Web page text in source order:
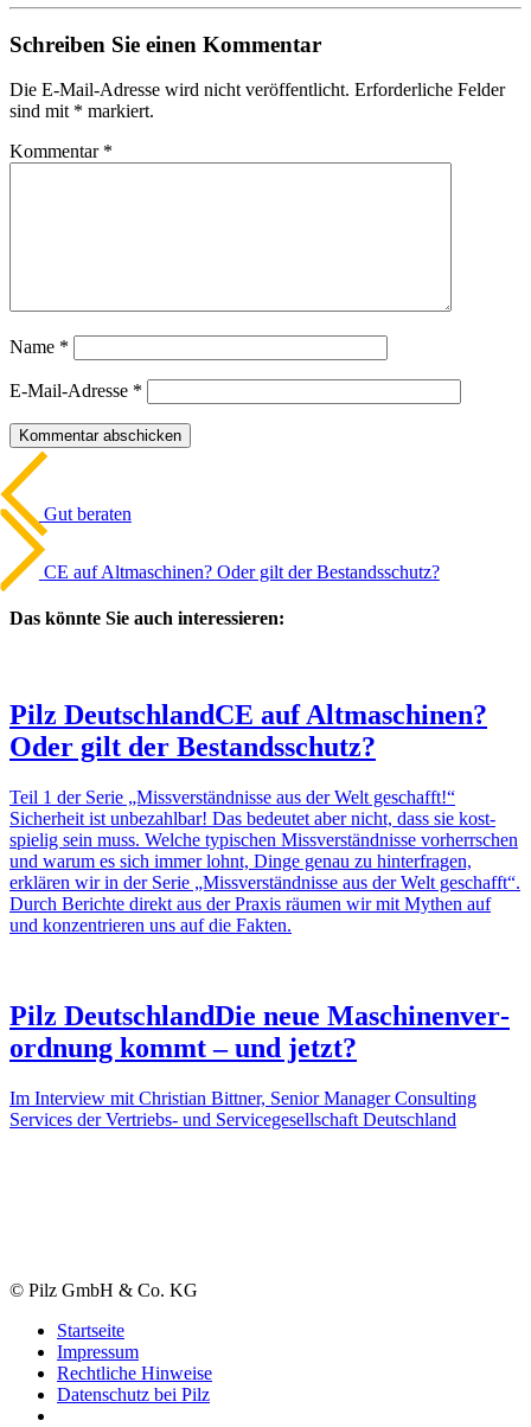
Schreiben Sie einen Kommentar
Die E-Mail-Adresse wird nicht veröffentlicht. Erforderliche Felder
sind mit * markiert.
Kommentar *
Name *
E-Mail-Adresse *
Beitrags-
Navigation
Gut beraten
Nächster
Artikel
CE auf Altma­schinen? Oder gilt der Bestands­schutz?
Das könnte Sie auch interessieren:
Pilz Deutsch­landCE auf Altma­schinen?
Oder gilt der Bestands­schutz?
Teil 1 der Serie „Miss­ver­ständ­nisse aus der Welt geschafft!“
Sicher­heit ist unbe­zahlbar! Das bedeutet aber nicht, dass sie kost­
spielig sein muss. Welche typi­schen Miss­ver­ständ­nisse vorherr­schen
und warum es sich immer lohnt, Dinge genau zu hinter­fragen,
erklären wir in der Serie „Miss­ver­ständ­nisse aus der Welt geschafft“.
Durch Berichte direkt aus der Praxis räumen wir mit Mythen auf
und konzen­trieren uns auf die Fakten.
Pilz Deutsch­landDie neue Maschi­nen­ver­
ord­nung kommt – und jetzt?
Im Inter­view mit Chris­tian Bittner, Senior Manager Consul­ting
Services der Vertriebs- und Service­ge­sell­schaft Deutsch­land
© Pilz GmbH & Co. KG
Start­seite
Impressum
Recht­liche Hinweise
Daten­schutz bei Pilz